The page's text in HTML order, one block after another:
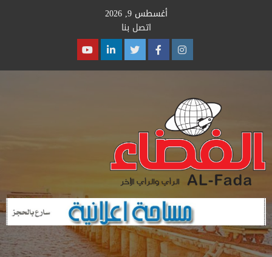
أغسطس 9, 2026
اتصل بنا
Instagram
Facebook
Twitter
Linkedin
Youtube